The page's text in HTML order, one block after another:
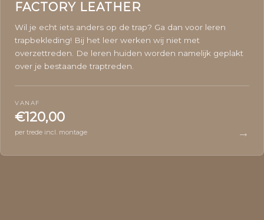
FACTORY LEATHER
Wil je echt iets anders op de trap? Ga dan voor leren
trapbekleding! Bij het leer werken wij niet met
overzettreden. De leren huiden worden namelijk geplakt
over je bestaande traptreden.
VANAF
€120,00
per trede incl. montage →